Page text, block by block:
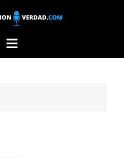
Alternar